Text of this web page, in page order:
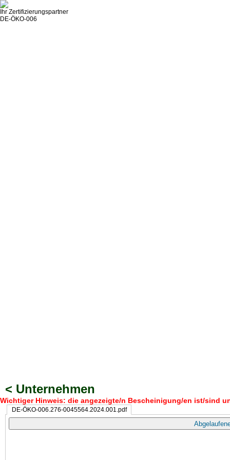
Ihr Zertifizierungspartner
DE-ÖKO-006
< Unternehmen
Wichtiger Hinweis: die angezeigte/n Bescheinigung/en ist/sind
DE-ÖKO-006.276-0045564.2024.001.pdf